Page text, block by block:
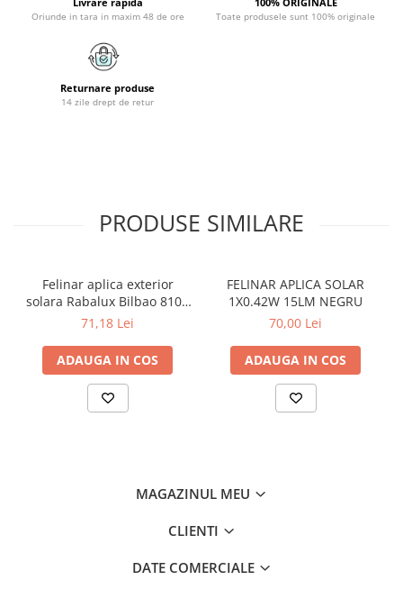
LAMPI PAVAJ & PISCINE
LAMPI GARDURI & TREPTE
VEIOZE EXTERIOR
PANOURI LED
CORPURI ETANSE LED
SPOTURI INCASTRATE
SPOTURI PE SINA & ACCESORII
SPOTURI APLICATE SI SUSPENSII
■ ILUMINAT DECORATIV
Oriunde in tara in maxim 48 de ore Toate produsele sunt 100% originale
Returnare produse
14 zile drept de retur
PRODUSE SIMILARE
Felinar aplica exterior
solara Rabalux Bilbao 8104
negru 4000K IP67
71,18 Lei
ADAUGA IN COS
FELINAR APLICA SOLAR
1X0.42W 15LM NEGRU
70,00 Lei
ADAUGA IN COS
MAGAZINUL MEU
CLIENTI
DATE COMERCIALE